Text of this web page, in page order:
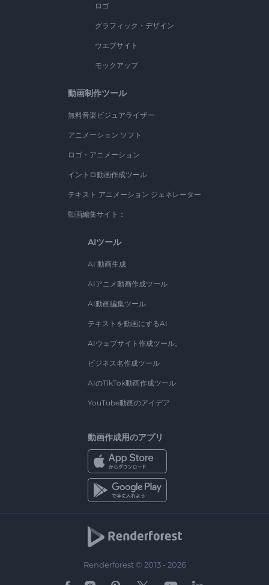
ロゴ
グラフィック・デザイン
ウエブサイト
モックアップ
動画制作ツール
無料音楽ビジュアライザー
アニメーション ソフト
ロゴ・アニメーション
イントロ動画作成ツール
テキスト アニメーション ジェネレーター
動画編集サイト：
AIツール
AI 動画生成
AIアニメ動画作成ツール
AI動画編集ツール
テキストを動画にするAI
AIウェブサイト作成ツール。
ビジネス名作成ツール
AIのTikTok動画作成ツール
YouTube動画のアイデア
動画作成用のアプリ
Renderforest © 2013 - 2026